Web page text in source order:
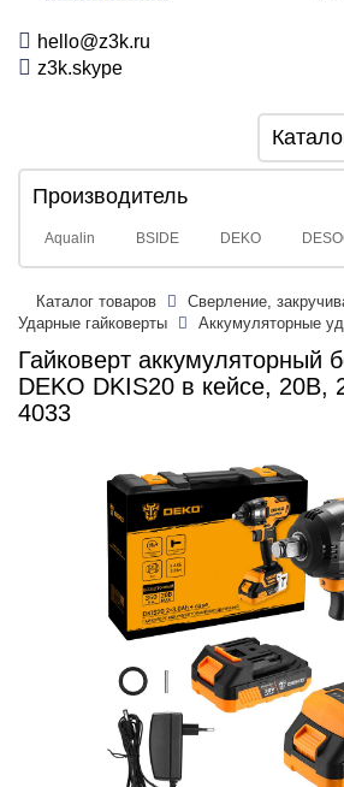
hello@z3k.ru
z3k.skype
Производитель
Aqualin BSIDE DEKO
Каталог товаров
Сверление,
Ударные гайковерты
Аккумуляторные
Гайковерт аккумуляторный
DEKO DKIS20 в кейсе, 20В,
4033